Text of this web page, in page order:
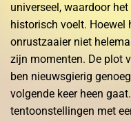
universeel, waardoor
historisch voelt. Hoewel
onrustzaaier niet
zijn momenten. De plot
ben nieuwsgierig
volgende keer heen
tentoonstellingen met